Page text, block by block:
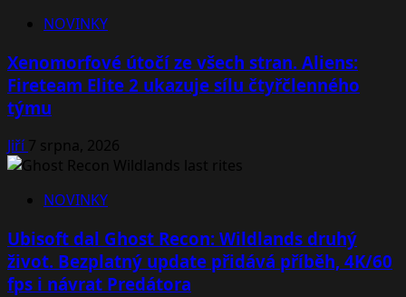
NOVINKY
Xenomorfové útočí ze všech stran. Aliens:
Fireteam Elite 2 ukazuje sílu čtyřčlenného
týmu
Jiří7 srpna, 2026
NOVINKY
Ubisoft dal Ghost Recon: Wildlands druhý
život. Bezplatný update přidává příběh, 4K/60
fps i návrat Predátora